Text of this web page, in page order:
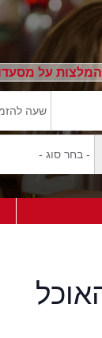
על